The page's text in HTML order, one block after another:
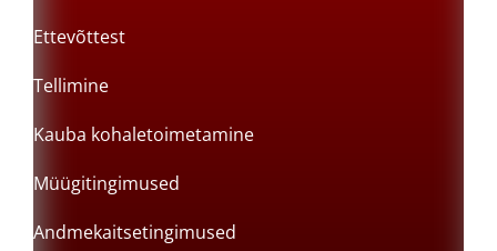
Ettevõttest
Tellimine
Kauba kohaletoimetamine
Müügitingimused
Andmekaitsetingimused